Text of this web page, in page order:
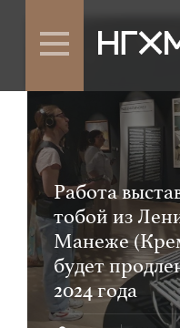
Работа
тобой из
Манеже
будет
2024 года